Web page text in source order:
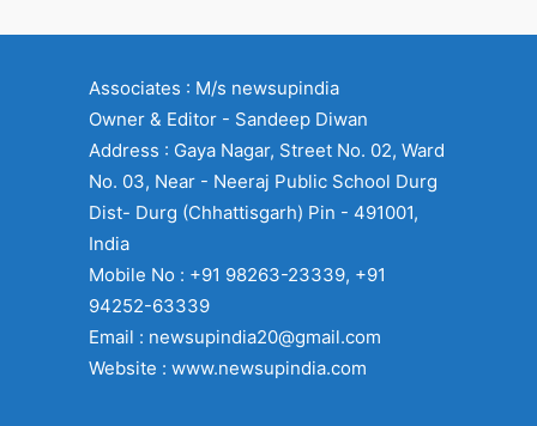
Associates : M/s newsupindia
Owner & Editor - Sandeep Diwan
Address : Gaya Nagar, Street No. 02, Ward
No. 03, Near - Neeraj Public School Durg
Dist- Durg (Chhattisgarh) Pin - 491001,
India
Mobile No : +91 98263-23339, +91
94252-63339
Email : newsupindia20@gmail.com
Website : www.newsupindia.com